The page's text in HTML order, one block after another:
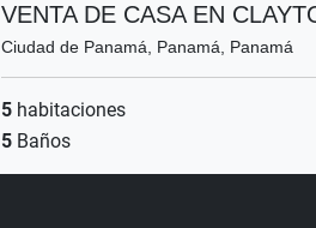
VENTA DE CASA EN
Ciudad de Panamá, Panamá, Panamá
5 habitaciones
5 Baños